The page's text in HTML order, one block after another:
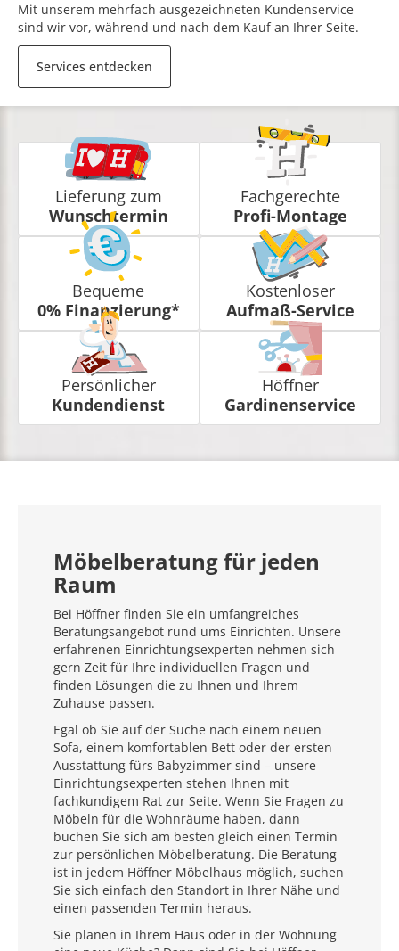
Mit unserem mehrfach ausgezeichneten Kundenservice
sind wir vor, während und nach dem Kauf an Ihrer Seite.
Services entdecken
Lieferung zum
Wunschtermin
Fachgerechte
Profi-Montage
Bequeme
0% Finanzierung*
Kostenloser
Aufmaß-Service
Persönlicher
Kundendienst
Höffner
Gardinenservice
Möbelberatung für jeden
Raum
Bei Höffner finden Sie ein umfangreiches
Beratungsangebot rund ums Einrichten. Unsere
erfahrenen Einrichtungsexperten nehmen sich
gern Zeit für Ihre individuellen Fragen und
finden Lösungen die zu Ihnen und Ihrem
Zuhause passen.
Egal ob Sie auf der Suche nach einem neuen
Sofa, einem komfortablen Bett oder der ersten
Ausstattung fürs Babyzimmer sind – unsere
Einrichtungsexperten stehen Ihnen mit
fachkundigem Rat zur Seite. Wenn Sie Fragen zu
Möbeln für die Wohnräume haben, dann
buchen Sie sich am besten gleich einen Termin
zur persönlichen Möbelberatung. Die Beratung
ist in jedem Höffner Möbelhaus möglich, suchen
Sie sich einfach den Standort in Ihrer Nähe und
einen passenden Termin heraus.
Sie planen in Ihrem Haus oder in der Wohnung